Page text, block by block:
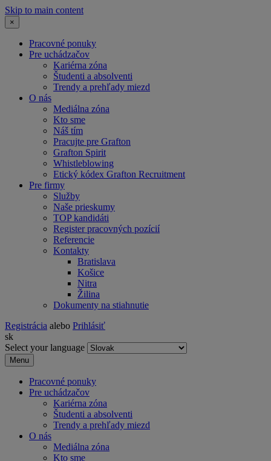
Skip to main content
×
Pracovné ponuky
Pre uchádzačov
Kariérna zóna
Študenti a absolventi
Trendy a prehľady miezd
O nás
Mediálna zóna
Kto sme
Náš tím
Pracujte pre Grafton
Grafton Spirit
Whistleblowing
Etický kódex Grafton Recruitment
Pre firmy
Služby
Naše prieskumy
TOP kandidáti
Register pracovných pozícií
Referencie
Kontakty
Bratislava
Košice
Nitra
Žilina
Dokumenty na stiahnutie
Registrácia alebo Prihlásiť
sk
Select your language
Menu
Pracovné ponuky
Pre uchádzačov
Kariérna zóna
Študenti a absolventi
Trendy a prehľady miezd
O nás
Mediálna zóna
Kto sme